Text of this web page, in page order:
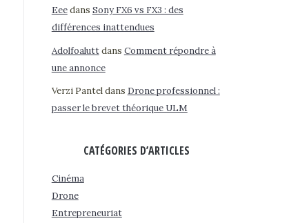
Eeedans Sony FX6 vs FX3 : des
différences inattendues
Adolfoaluttdans Comment répondre à
une annonce
Verzi Panteldans Drone professionnel :
passer le brevet théorique ULM
CATÉGORIES D’ARTICLES
Cinéma
Drone
Entrepreneuriat